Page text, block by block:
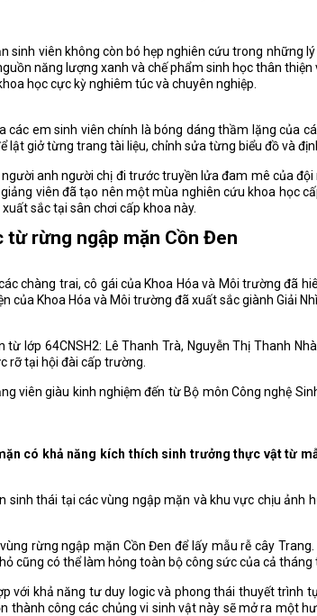
viên không còn bó hẹp nghiên cứu trong những
năng lượng xanh và chế phẩm sinh học thân
học cực kỳ nghiêm túc và chuyên nghiệp.
em sinh viên chính là bóng dáng thầm lặng của
giở từng trang tài liệu, chỉnh sửa từng biểu đồ và
anh người chị đi trước truyền lửa đam mê của
viên đã tạo nên một mùa nghiên cứu khoa học
sắc tại sân chơi cấp khoa này.
từ rừng ngập mặn Cồn Đen
chàng trai, cô gái của Khoa Hóa và Môi trường đã
Khoa Hóa và Môi trường đã xuất sắc giành Giải
lớp 64CNSH2: Lê Thanh Trà, Nguyễn Thị Thanh
rỡ tại hội đài cấp trường.
viên giàu kinh nghiệm đến từ Bộ môn Công nghệ
có khả năng kích thích sinh trưởng thực vật từ
thái tại các vùng ngập mặn và khu vực chịu
rừng ngập mặn Cồn Đen để lấy mẫu rễ cây
cũng có thể làm hỏng toàn bộ công sức của cả tháng
với khả năng tư duy logic và phong thái thuyết
công các chủng vi sinh vật này sẽ mở ra một